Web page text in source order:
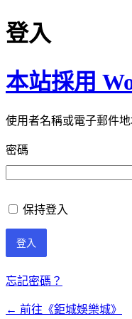
登入
本站採用
使用者名稱或電子郵件
密碼
保持登入
忘記密碼？
← 前往《鉅城娛樂城》